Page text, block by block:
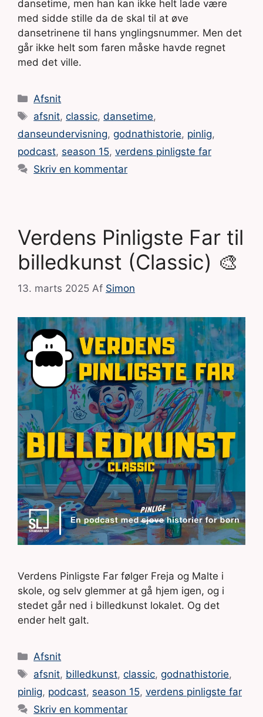
dansetime, men han kan ikke helt lade være
med sidde stille da de skal til at øve
dansetrinene til hans ynglingsnummer. Men det
går ikke helt som faren måske havde regnet
med det ville.
Kategorier
Afsnit
Tags
afsnit,classic,dansetime,
danseundervisning, godnathistorie, pinlig,
podcast, season 15, verdens pinligste far
Skriv en kommentar
Verdens Pinligste Far til
billedkunst (Classic) 🎨
13. marts 2025 Af Simon
Verdens Pinligste Far følger Freja og Malte i
skole, og selv glemmer at gå hjem igen, og i
stedet går ned i billedkunst lokalet. Og det
ender helt galt.
Kategorier
Afsnit
Tags
afsnit, billedkunst,classic,godnathistorie,
pinlig, podcast, season 15, verdens pinligste far
Skriv en kommentar